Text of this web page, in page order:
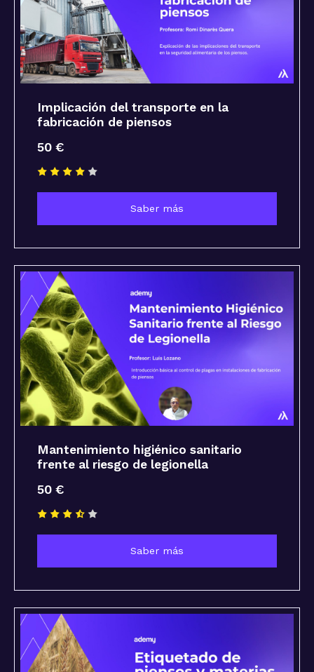
Implicación del transporte en la
fabricación de piensos
50 €
Saber más
Mantenimiento higiénico sanitario
frente al riesgo de legionella
50 €
Saber más